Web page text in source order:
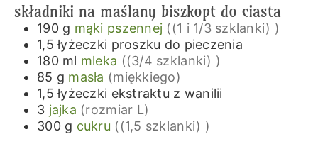
składniki na maślany biszkopt do ciasta
190 g mąki pszennej ((1 i 1/3 szklanki) )
1,5 łyżeczki proszku do pieczenia
180 ml mleka ((3/4 szklanki) )
85 g masła (miękkiego)
1,5 łyżeczki ekstraktu z wanilii
3 jajka (rozmiar L)
300 g cukru ((1,5 szklanki) )